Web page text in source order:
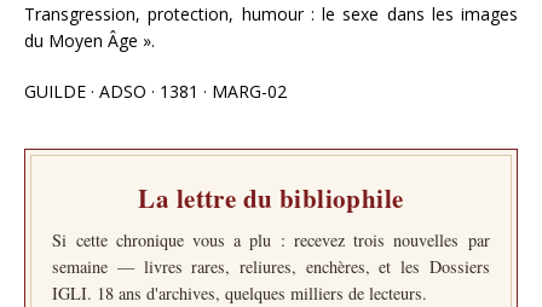
Transgression, protection, humour : le sexe dans les images
du Moyen Âge ».
GUILDE · ADSO · 1381 · MARG-02
La lettre du bibliophile
Si cette chronique vous a plu : recevez trois nouvelles par
semaine — livres rares, reliures, enchères, et les Dossiers
IGLI. 18 ans d'archives, quelques milliers de lecteurs.